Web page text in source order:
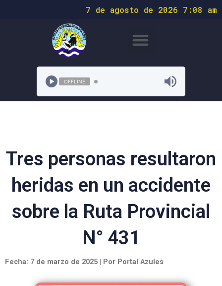
7 de agosto de 2026 7:08 am
OFFLINE
Tres personas resultaron
heridas en un accidente
sobre la Ruta Provincial
N° 431
Fecha: 7 de marzo de 2025 | Por Portal Azules